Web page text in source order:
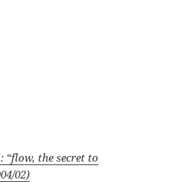
the secret to
02)